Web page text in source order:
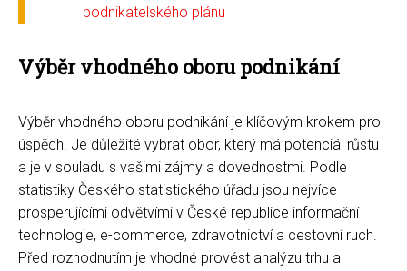
podnikatelského plánu
Výběr vhodného oboru podnikání
Výběr vhodného oboru podnikání je klíčovým krokem pro
úspěch. Je důležité vybrat obor, který má potenciál růstu
a je v souladu s vašimi zájmy a dovednostmi. Podle
statistiky Českého statistického úřadu jsou nejvíce
prosperujícími odvětvími v České republice informační
technologie, e-commerce, zdravotnictví a cestovní ruch.
Před rozhodnutím je vhodné provést analýzu trhu a